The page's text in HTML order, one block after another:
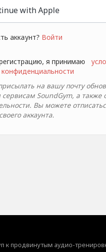
with Apple
аккаунт? Войти
я принимаю
конфиденциальности
на вашу почту
сервисам SoundGym, а
Вы можете
аккаунта.
к продвинутым аудио-